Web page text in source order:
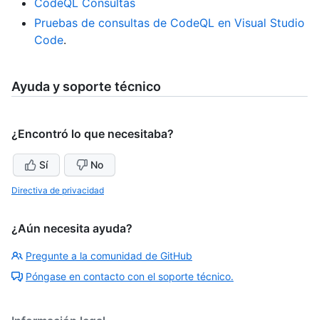
CodeQL Consultas
Pruebas de consultas de CodeQL en Visual Studio
Code.
Ayuda y soporte técnico
¿Encontró lo que necesitaba?
Sí No
Directiva de privacidad
¿Aún necesita ayuda?
Pregunte a la comunidad de GitHub
Póngase en contacto con el soporte técnico.